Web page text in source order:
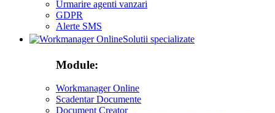
Urmarire agenti vanzari
GDPR
Alerte SMS
Solutii specializate
Module:
Workmanager Online
Scadentar Documente
Document Creator